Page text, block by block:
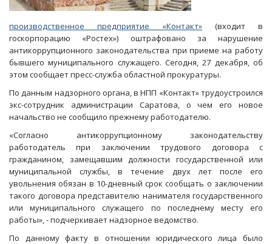
производственное предприятие «Контакт» (входит в
госкорпорацию «Ростех») оштрафовано за нарушение
антикоррупционного законодательства при приеме на работу
бывшего муниципального служащего. Сегодня, 27 декабря, об
этом сообщает пресс-служба областной прокуратуры.
По данным надзорного органа, в НПП «Контакт» трудоустроился
экс-сотрудник администрации Саратова, о чем его новое
начальство не сообщило прежнему работодателю.
«Согласно антикоррупционному законодательству
работодатель при заключении трудового договора с
гражданином, замещавшим должности государственной или
муниципальной службы, в течение двух лет после его
увольнения обязан в 10-дневный срок сообщать о заключении
такого договора представителю нанимателя государственного
или муниципального служащего по последнему месту его
работы», - подчеркивает надзорное ведомство.
По данному факту в отношении юридического лица было